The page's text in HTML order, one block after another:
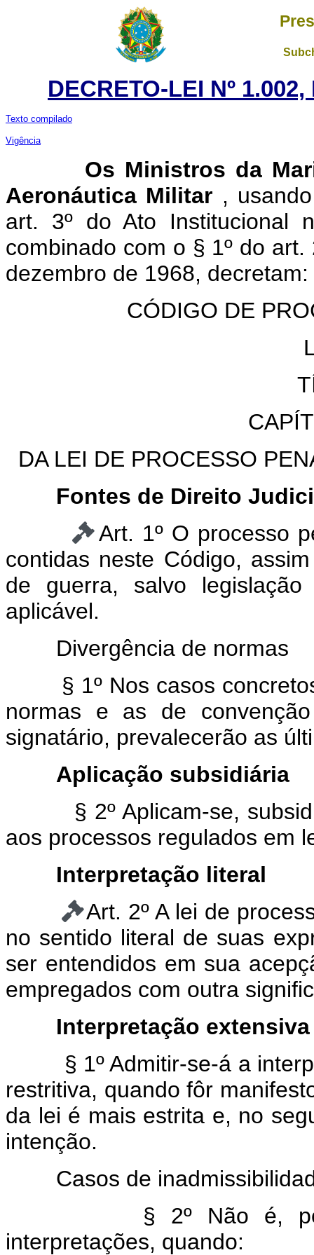
DECRETO-LEI Nº
Texto compilado
Vigência
Os Ministros da
Aeronáutica Militar ,
art. 3º do Ato Institucional
combinado com o § 1º do
dezembro de 1968, decretam:
CÓDIGO DE
DA LEI DE PROCESSO
Fontes de Direito
Art. 1º O processo
contidas neste Código,
de guerra, salvo
aplicável.
Divergência de normas
§ 1º Nos casos
normas e as de
signatário, prevalecerão as
Aplicação subsidiária
§ 2º Aplicam-se,
aos processos regulados em
Interpretação literal
Art. 2º A lei de
no sentido literal de suas
ser entendidos em sua
empregados com outra
Interpretação
§ 1º Admitir-se-á a
restritiva, quando fôr
da lei é mais estrita e, no
intenção.
Casos de
§ 2º Não é,
interpretações, quando: